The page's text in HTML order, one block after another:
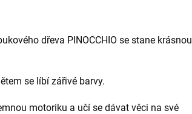
dřeva PINOCCHIO se stane krásnou
se líbí zářivé barvy.
motoriku a učí se dávat věci na své